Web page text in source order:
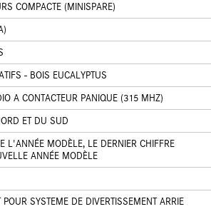
COMPACTE (MINISPARE)
- BOIS EUCALYPTUS
A CONTACTEUR PANIQUE (315 MHZ)
ET DU SUD
L'ANNÉE MODÈLE, LE DERNIER CHIFFRE
ANNÉE MODÈLE
POUR SYSTEME DE DIVERTISSEMENT ARRIE